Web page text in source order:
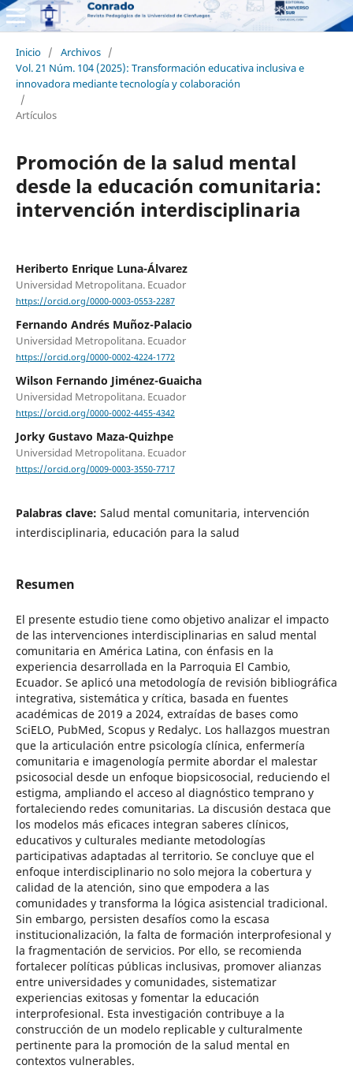
Inicio / Archivos /
Vol. 21 Núm. 104 (2025): Transformación educativa inclusiva e
innovadora mediante tecnología y colaboración
/
Artículos
Promoción de la salud mental
desde la educación comunitaria:
intervención interdisciplinaria
Heriberto Enrique Luna-Álvarez
Universidad Metropolitana. Ecuador
https://orcid.org/0000-0003-0553-2287
Fernando Andrés Muñoz-Palacio
Universidad Metropolitana. Ecuador
https://orcid.org/0000-0002-4224-1772
Wilson Fernando Jiménez-Guaicha
Universidad Metropolitana. Ecuador
https://orcid.org/0000-0002-4455-4342
Jorky Gustavo Maza-Quizhpe
Universidad Metropolitana. Ecuador
https://orcid.org/0009-0003-3550-7717
Palabras clave: Salud mental comunitaria, intervención
interdisciplinaria, educación para la salud
Resumen
El presente estudio tiene como objetivo analizar el impacto
de las intervenciones interdisciplinarias en salud mental
comunitaria en América Latina, con énfasis en la
experiencia desarrollada en la Parroquia El Cambio,
Ecuador. Se aplicó una metodología de revisión bibliográfica
integrativa, sistemática y crítica, basada en fuentes
académicas de 2019 a 2024, extraídas de bases como
SciELO, PubMed, Scopus y Redalyc. Los hallazgos muestran
que la articulación entre psicología clínica, enfermería
comunitaria e imagenología permite abordar el malestar
psicosocial desde un enfoque biopsicosocial, reduciendo el
estigma, ampliando el acceso al diagnóstico temprano y
fortaleciendo redes comunitarias. La discusión destaca que
los modelos más eficaces integran saberes clínicos,
educativos y culturales mediante metodologías
participativas adaptadas al territorio. Se concluye que el
enfoque interdisciplinario no solo mejora la cobertura y
calidad de la atención, sino que empodera a las
comunidades y transforma la lógica asistencial tradicional.
Sin embargo, persisten desafíos como la escasa
institucionalización, la falta de formación interprofesional y
la fragmentación de servicios. Por ello, se recomienda
fortalecer políticas públicas inclusivas, promover alianzas
entre universidades y comunidades, sistematizar
experiencias exitosas y fomentar la educación
interprofesional. Esta investigación contribuye a la
construcción de un modelo replicable y culturalmente
pertinente para la promoción de la salud mental en
contextos vulnerables.